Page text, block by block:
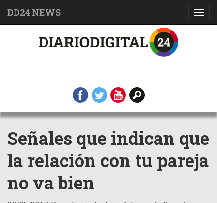
DD24 NEWS
Señales que indican que
la relación con tu pareja
no va bien